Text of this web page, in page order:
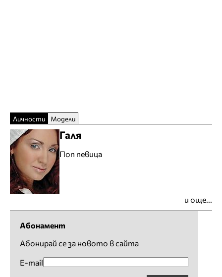
Личности Модели
Галя
Поп певица
и още...
Абонамент
Абонирай се за новото в сайта
E-mail